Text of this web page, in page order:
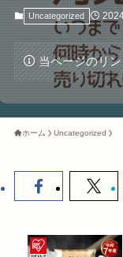
Uncategorized
当ページのリ
ホーム Uncategorized